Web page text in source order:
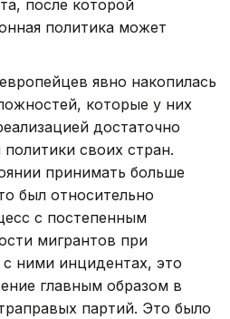
после которой
политика может
явно накопилась
которые у них
достаточно
своих стран.
принимать больше
был относительно
с постепенным
мигрантов при
ними инцидентах, это
главным образом в
партий. Это было